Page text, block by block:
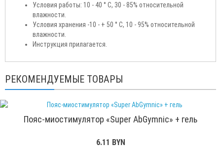
Условия работы: 10 - 40 ° C, 30 - 85% относительной
влажности.
Условия хранения -10 - + 50 ° C, 10 - 95% относительной
влажности.
Инструкция прилагается.
РЕКОМЕНДУЕМЫЕ ТОВАРЫ
Пояс-миостимулятор «Super AbGymnic» + гель
6.11 BYN